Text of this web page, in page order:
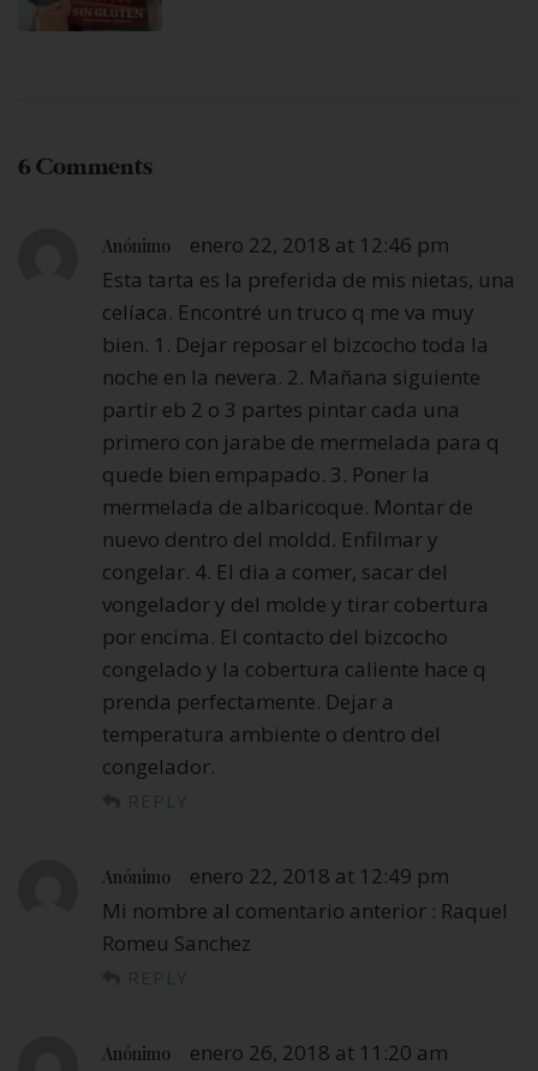
6 Comments
Anónimo
enero 22, 2018 at 12:46 pm
Esta tarta es la preferida de mis nietas, una
celíaca. Encontré un truco q me va muy
bien. 1. Dejar reposar el bizcocho toda la
noche en la nevera. 2. Mañana siguiente
partir eb 2 o 3 partes pintar cada una
primero con jarabe de mermelada para q
quede bien empapado. 3. Poner la
mermelada de albaricoque. Montar de
nuevo dentro del moldd. Enfilmar y
congelar. 4. El dia a comer, sacar del
vongelador y del molde y tirar cobertura
por encima. El contacto del bizcocho
congelado y la cobertura caliente hace q
prenda perfectamente. Dejar a
temperatura ambiente o dentro del
congelador.
REPLY
Anónimo
enero 22, 2018 at 12:49 pm
Mi nombre al comentario anterior : Raquel
Romeu Sanchez
REPLY
Anónimo
enero 26, 2018 at 11:20 am